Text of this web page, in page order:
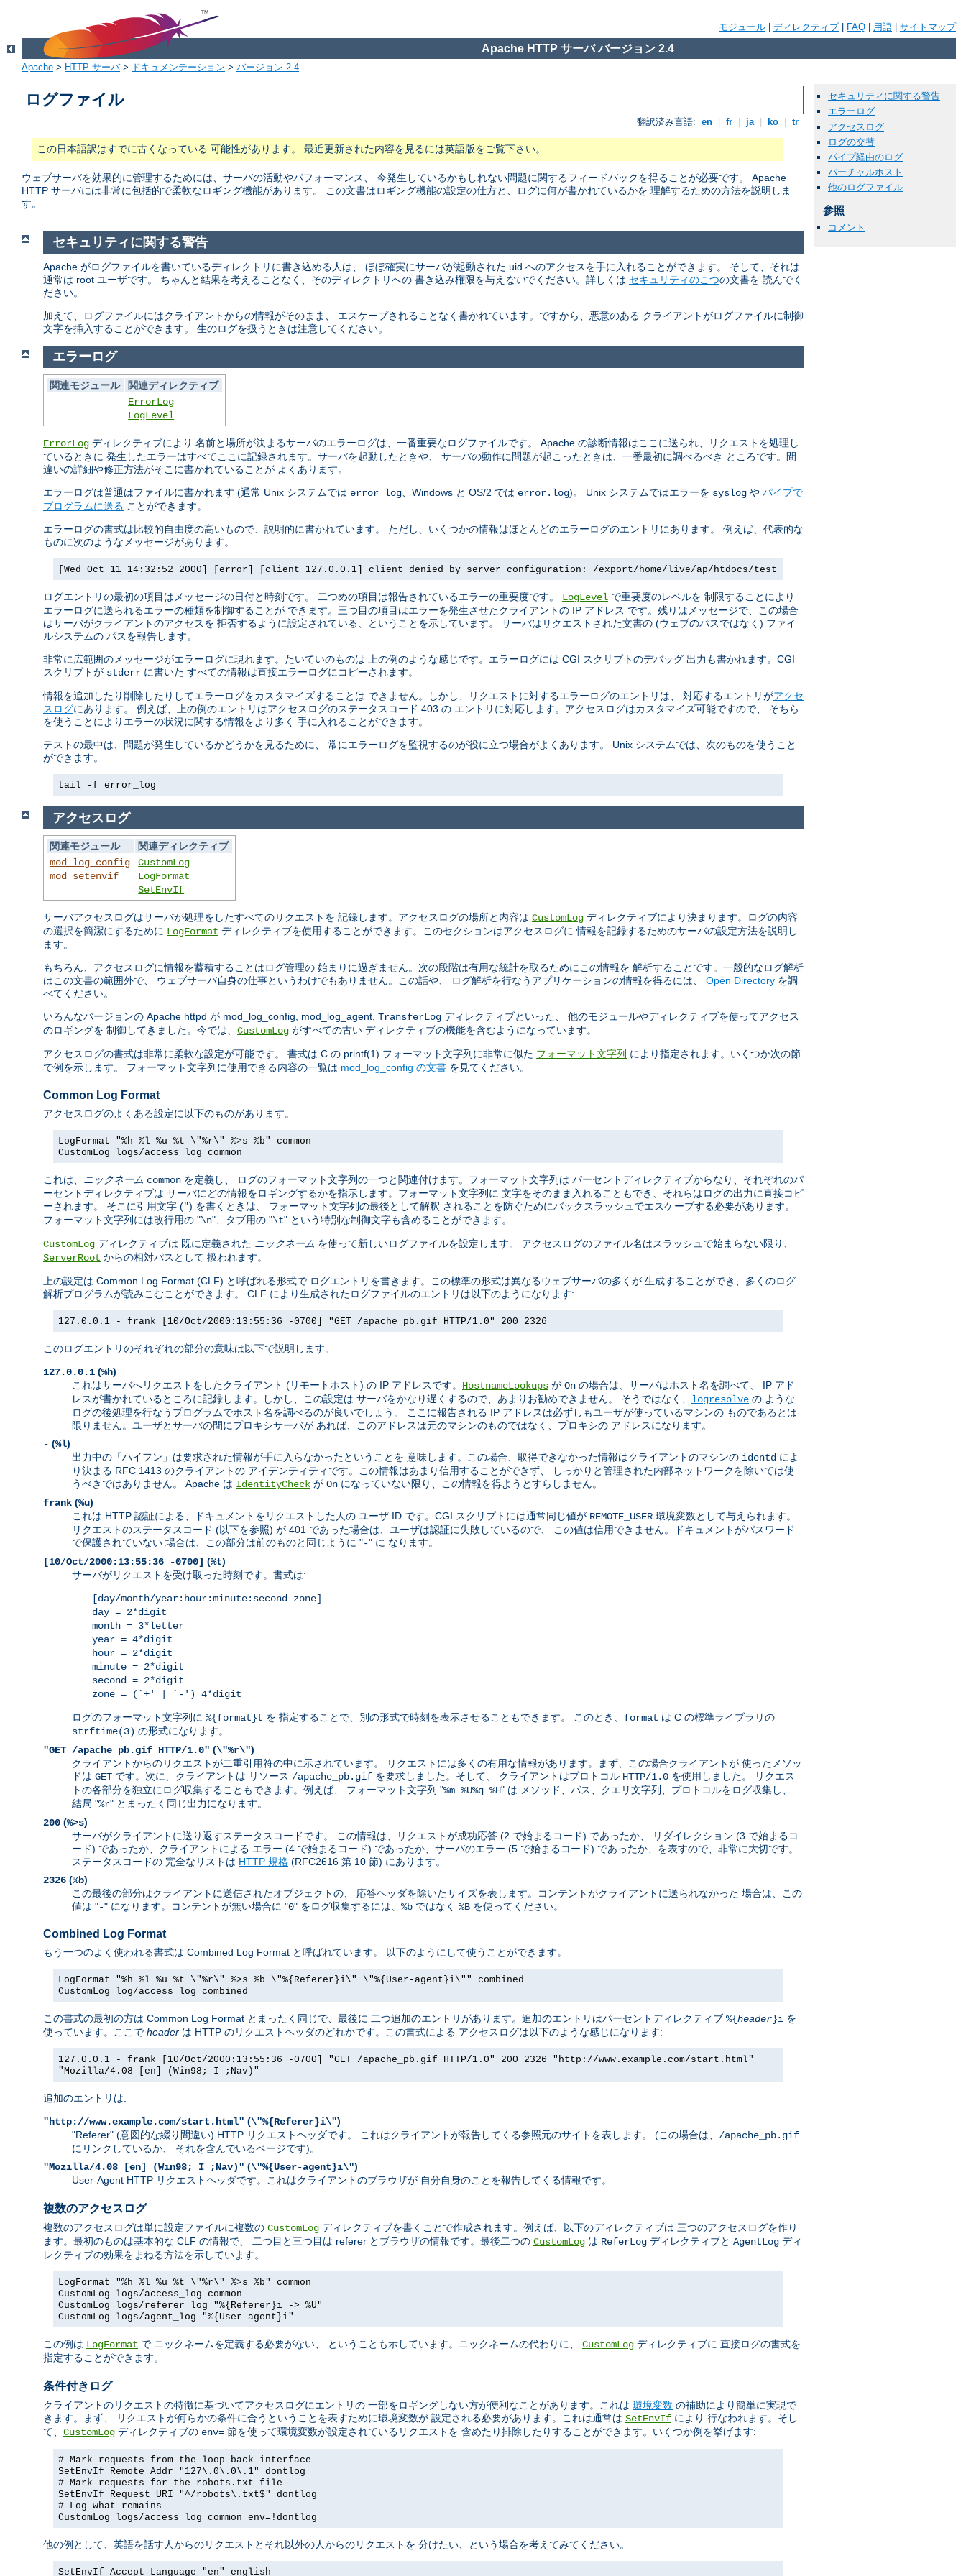
モジュール ディレクティブ FAQ 用語 サイトマップ
Apache HTTP サーバ バージョン 2.4
Apache > HTTP サーバ> ドキュメンテーション > バージョン 2.4
ログファイル
翻訳済み言語: en fr ja ko tr
この日本語訳はすでに古くなっている 可能性があります。 最近更新された内容を見るには英語版をご覧下さい。
ウェブサーバを効果的に管理するためには、サーバの活動やパフォーマンス、 今発生しているかもしれない問題に関するフィードバックを得ることが必要です。 Apache
HTTP サーバには非常に包括的で柔軟なロギング機能があります。 この文書はロギング機能の設定の仕方と、ログに何が書かれているかを 理解するための方法を説明しま
す。
セキュリティに関する警告
エラーログ
アクセスログ
ログの交替
パイプ経由のログ
バーチャルホスト
他のログファイル
参照
コメント
セキュリティに関する警告
Apache がログファイルを書いているディレクトリに書き込める人は、 ほぼ確実にサーバが起動された uid へのアクセスを手に入れることができます。 そして、それは
通常は root ユーザです。 ちゃんと結果を考えることなく、そのディレクトリへの 書き込み権限を与え ないでください。詳しくは セキュリティのこつの文書を 読んでく
ださい。
加えて、ログファイルにはクライアントからの情報がそのまま、 エスケープされることなく書かれています。ですから、悪意のある クライアントがログファイルに制御
文字を挿入することができます。 生のログを扱うときは注意してください。
エラーログ
関連モジュール
関連ディレクティブ
ErrorLog
LogLevel
ErrorLog ディレクティブにより 名前と場所が決まるサーバのエラーログは、一番重要なログファイルです。 Apache の診断情報はここに送られ、リクエストを処理し
ているときに 発生したエラーはすべてここに記録されます。サーバを起動したときや、 サーバの動作に問題が起こったときは、一番最初に調べるべき ところです。間
違いの詳細や修正方法がそこに書かれていることが よくあります。
エラーログは普通はファイルに書かれます (通常 Unix システムでは error_log 、Windows と OS/2 では error.log)。 Unix システムではエラーを syslog や パイプで
プログラムに送る ことができます。
エラーログの書式は比較的自由度の高いもので、説明的に書かれています。 ただし、いくつかの情報はほとんどのエラーログのエントリにあります。 例えば、代表的な
ものに次のようなメッセージがあります。
[Wed Oct 11 14:32:52 2000] [error] [client 127.0.0.1] client denied by server configuration: /export/home/live/ap/htdocs/test
ログエントリの最初の項目はメッセージの日付と時刻です。 二つめの項目は報告されているエラーの重要度です。 LogLevel で重要度のレベルを 制限することにより
エラーログに送られるエラーの種類を制御することが できます。三つ目の項目はエラーを発生させたクライアントの IP アドレス です。残りはメッセージで、この場合
はサーバがクライアントのアクセスを 拒否するように設定されている、ということを示しています。 サーバはリクエストされた文書の (ウェブのパスではなく) ファイ
ルシステムの パスを報告します。
非常に広範囲のメッセージがエラーログに現れます。たいていのものは 上の例のような感じです。エラーログには CGI スクリプトのデバッグ 出力も書かれます。CGI
スクリプトが stderr に書いた すべての情報は直接エラーログにコピーされます。
情報を追加したり削除したりしてエラーログをカスタマイズすることは できません。しかし、リクエストに対するエラーログのエントリは、 対応するエントリがアクセ
スログにあります。 例えば、上の例のエントリはアクセスログのステータスコード 403 の エントリに対応します。アクセスログはカスタマイズ可能ですので、 そちら
を使うことによりエラーの状況に関する情報をより多く 手に入れることができます。
テストの最中は、問題が発生しているかどうかを見るために、 常にエラーログを監視するのが役に立つ場合がよくあります。 Unix システムでは、次のものを使うこと
ができます。
tail -f error_log
アクセスログ
関連モジュール
関連ディレクティブ
mod_log_config
mod_setenvif
CustomLog
LogFormat
SetEnvIf
サーバアクセスログはサーバが処理をしたすべてのリクエストを 記録します。アクセスログの場所と内容は CustomLog ディレクティブにより決まります。ログの内容
の選択を簡潔にするために LogFormat ディレクティブを使用することができます。このセクションはアクセスログに 情報を記録するためのサーバの設定方法を説明し
ます。
もちろん、アクセスログに情報を蓄積することはログ管理の 始まりに過ぎません。次の段階は有用な統計を取るためにこの情報を 解析することです。一般的なログ解析
はこの文書の範囲外で、 ウェブサーバ自身の仕事というわけでもありません。この話や、 ログ解析を行なうアプリケーションの情報を得るには、
Open Directory を調
べてください。
いろんなバージョンの Apache httpd が mod_log_config, mod_log_agent, TransferLog ディレクティブといった、 他のモジュールやディレクティブを使ってアクセス
のロギングを 制御してきました。今では、 CustomLog がすべての古い ディレクティブの機能を含むようになっています。
アクセスログの書式は非常に柔軟な設定が可能です。 書式は C の printf(1) フォーマット文字列に非常に似た フォーマット文字列 により指定されます。いくつか次の節
で例を示します。 フォーマット文字列に使用できる内容の一覧は mod_log_config の文書 を見てください。
Common Log Format
アクセスログのよくある設定に以下のものがあります。
LogFormat "%h %l %u %t \"%r\" %>s %b" common
CustomLog logs/access_log common
これは、 ニックネーム common を定義し、 ログのフォーマット文字列の一つと関連付けます。フォーマット文字列は パーセントディレクティブからなり、それぞれのパ
ーセントディレクティブは サーバにどの情報をロギングするかを指示します。フォーマット文字列に 文字をそのまま入れることもでき、それらはログの出力に直接コピ
ーされます。 そこに引用文字 (") を書くときは、 フォーマット文字列の最後として解釈 されることを防ぐためにバックスラッシュでエスケープする必要があります。
フォーマット文字列には改行用の "\n"、タブ用の "\t" という特別な制御文字も含めることができます。
CustomLog ディレクティブは 既に定義された ニックネーム を使って新しいログファイルを設定します。 アクセスログのファイル名はスラッシュで始まらない限り、
ServerRoot からの相対パスとして 扱われます。
上の設定は Common Log Format (CLF) と呼ばれる形式で ログエントリを書きます。この標準の形式は異なるウェブサーバの多くが 生成することができ、多くのログ
解析プログラムが読みこむことができます。 CLF により生成されたログファイルのエントリは以下のようになります:
127.0.0.1 - frank [10/Oct/2000:13:55:36 -0700] "GET /apache_pb.gif HTTP/1.0" 200 2326
このログエントリのそれぞれの部分の意味は以下で説明します。
127.0.0.1 (%h)
これはサーバへリクエストをしたクライアント (リモートホスト) の IP アドレスです。 HostnameLookups が On の場合は、サーバはホスト名を調べて、 IP アド
レスが書かれているところに記録します。しかし、この設定は サーバをかなり遅くするので、あまりお勧めできません。 そうではなく、 logresolve の ような
ログの後処理を行なうプログラムでホスト名を調べるのが良いでしょう。 ここに報告される IP アドレスは必ずしもユーザが使っているマシンの ものであるとは
限りません。ユーザとサーバの間にプロキシサーバが あれば、このアドレスは元のマシンのものではなく、プロキシの アドレスになります。
- (%l)
出力中の「ハイフン」は要求された情報が手に入らなかったということを 意味します。この場合、取得できなかった情報はクライアントのマシンの identd によ
り決まる RFC 1413 のクライアントの アイデンティティです。この情報はあまり信用することができず、 しっかりと管理された内部ネットワークを除いては使
うべきではありません。 Apache は IdentityCheck が On になっていない限り、この情報を得ようとすらしません。
frank (%u)
これは HTTP 認証による、ドキュメントをリクエストした人の ユーザ ID です。CGI スクリプトには通常同じ値が REMOTE_USER 環境変数として与えられます。
リクエストのステータスコード (以下を参照) が 401 であった場合は、ユーザは認証に失敗しているので、 この値は信用できません。ドキュメントがパスワード
で保護されていない 場合は、この部分は前のものと同じように "-" に なります。
[10/Oct/2000:13:55:36 -0700] (%t)
サーバがリクエストを受け取った時刻です。書式は:
[day/month/year:hour:minute:second zone]
day = 2*digit
month = 3*letter
year = 4*digit
hour = 2*digit
minute = 2*digit
second = 2*digit
zone = (`+' | `-') 4*digit
ログのフォーマット文字列に %{format}t を 指定することで、別の形式で時刻を表示させることもできます。 このとき、 format は C の標準ライブラリの
strftime(3) の形式になります。
"GET /apache_pb.gif HTTP/1.0" (\"%r\")
クライアントからのリクエストが二重引用符の中に示されています。 リクエストには多くの有用な情報があります。まず、この場合クライアントが 使ったメソッ
ドは GET です。次に、クライアントは リソース /apache_pb.gif を要求しました。そして、 クライアントはプロトコル HTTP/1.0 を使用しました。 リクエス
トの各部分を独立にログ収集することもできます。例えば、 フォーマット文字列 "%m %U%q %H" は メソッド、パス、クエリ文字列、プロトコルをログ収集し、
結局 "%r" とまったく同じ出力になります。
200 (%>s)
サーバがクライアントに送り返すステータスコードです。 この情報は、リクエストが成功応答 (2 で始まるコード) であったか、 リダイレクション (3 で始まるコ
ード) であったか、クライアントによる エラー (4 で始まるコード) であったか、サーバのエラー (5 で始まるコード) であったか、を表すので、非常に大切です。
ステータスコードの 完全なリストは HTTP 規格 (RFC2616 第 10 節) にあります。
2326 (%b)
この最後の部分はクライアントに送信されたオブジェクトの、 応答ヘッダを除いたサイズを表します。コンテントがクライアントに送られなかった 場合は、この
値は "-" になります。コンテントが無い場合に "0" をログ収集するには、 %b ではなく %B を使ってください。
Combined Log Format
もう一つのよく使われる書式は Combined Log Format と呼ばれています。 以下のようにして使うことができます。
LogFormat "%h %l %u %t \"%r\" %>s %b \"%{Referer}i\" \"%{User-agent}i\"" combined
CustomLog log/access_log combined
この書式の最初の方は Common Log Format とまったく同じで、最後に 二つ追加のエントリがあります。追加のエントリはパーセントディレクティブ %{header}i を
使っています。ここで header は HTTP のリクエストヘッダのどれかです。この書式による アクセスログは以下のような感じになります:
127.0.0.1 - frank [10/Oct/2000:13:55:36 -0700] "GET /apache_pb.gif HTTP/1.0" 200 2326 "http://www.example.com/start.html"
"Mozilla/4.08 [en] (Win98; I ;Nav)"
追加のエントリは:
"http://www.example.com/start.html" (\"%{Referer}i\")
"Referer" (意図的な綴り間違い) HTTP リクエストヘッダです。 これはクライアントが報告してくる参照元のサイトを表します。 (この場合は、 /apache_pb.gif
にリンクしているか、 それを含んでいるページです)。
"Mozilla/4.08 [en] (Win98; I ;Nav)" (\"%{User-agent}i\")
User-Agent HTTP リクエストヘッダです。これはクライアントのブラウザが 自分自身のことを報告してくる情報です。
複数のアクセスログ
複数のアクセスログは単に設定ファイルに複数の CustomLog ディレクティブを書くことで作成されます。例えば、以下のディレクティブは 三つのアクセスログを作り
ます。最初のものは基本的な CLF の情報で、 二つ目と三つ目は referer とブラウザの情報です。最後二つの CustomLog は ReferLog ディレクティブと AgentLog ディ
レクティブの効果をまねる方法を示しています。
LogFormat "%h %l %u %t \"%r\" %>s %b" common
CustomLog logs/access_log common
CustomLog logs/referer_log "%{Referer}i -> %U"
CustomLog logs/agent_log "%{User-agent}i"
この例は LogFormat で ニックネームを定義する必要がない、 ということも示しています。ニックネームの代わりに、 CustomLog ディレクティブに 直接ログの書式を
指定することができます。
条件付きログ
クライアントのリクエストの特徴に基づいてアクセスログにエントリの 一部をロギングしない方が便利なことがあります。これは 環境変数 の補助により簡単に実現で
きます。まず、 リクエストが何らかの条件に合うということを表すために環境変数が 設定される必要があります。これは通常は SetEnvIf により 行なわれます。そし
て、 CustomLog ディレクティブの env= 節を使って環境変数が設定されているリクエストを 含めたり排除したりすることができます。いくつか例を挙げます:
# Mark requests from the loop-back interface
SetEnvIf Remote_Addr "127\.0\.0\.1" dontlog
# Mark requests for the robots.txt file
SetEnvIf Request_URI "^/robots\.txt$" dontlog
# Log what remains
CustomLog logs/access_log common env=!dontlog
他の例として、英語を話す人からのリクエストとそれ以外の人からのリクエストを 分けたい、という場合を考えてみてください。
SetEnvIf Accept-Language "en" english